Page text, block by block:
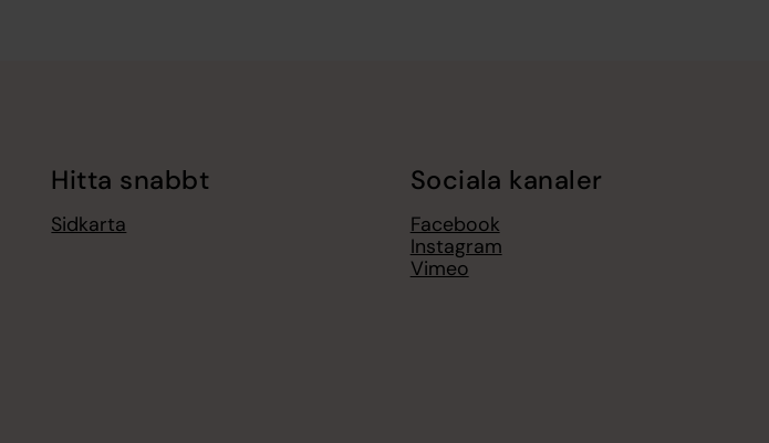
Hitta snabbt
Sidkarta
Sociala kanaler
Facebook
Instagram
Vimeo